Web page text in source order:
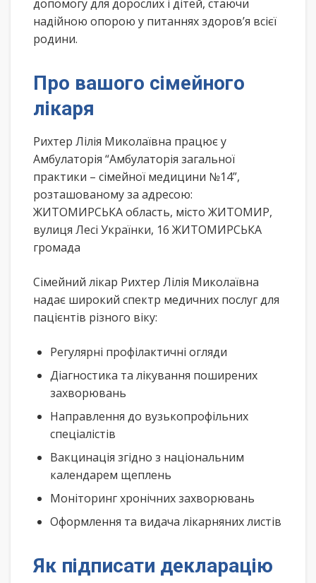
допомогу для дорослих і дітей, стаючи
надійною опорою у питаннях здоров’я всієї
родини.
Про вашого сімейного
лікаря
Рихтер Лілія Миколаївна працює у
Амбулаторія “Амбулаторія загальної
практики – сімейної медицини №14”,
розташованому за адресою:
ЖИТОМИРСЬКА область, місто ЖИТОМИР,
вулиця Лесі Українки, 16 ЖИТОМИРСЬКА
громада
Сімейний лікар Рихтер Лілія Миколаївна
надає широкий спектр медичних послуг для
пацієнтів різного віку:
Регулярні профілактичні огляди
Діагностика та лікування поширених
захворювань
Направлення до вузькопрофільних
спеціалістів
Вакцинація згідно з національним
календарем щеплень
Моніторинг хронічних захворювань
Оформлення та видача лікарняних листів
Як підписати декларацію